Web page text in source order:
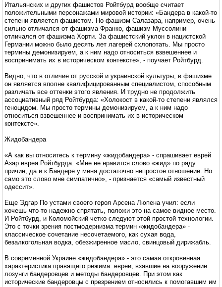
Итальянских и других фашистов Ройтбурд вообще считает
положительными персонажами мировой истории: «Бандера в какой-то
степени является фашистом. Но фашизм Салазара, например, очень
сильно отличался от фашизма Франко, фашизм Муссолини
отличался от фашизма Хорти. За фашистский уклон в нацистской
Германии можно было десять лет лагерей схлопотать. Мы просто
термины демонизируем, а к ним надо относиться взвешеннее и
воспринимать их в историческом контексте», - поучает Ройтбурд.
Видно, что в отличие от русской и украинской культуры, в фашизме
он является вполне квалифицированным специалистом, способным
различать все оттенки этого явления. И трудно не продолжить
ассоциативный ряд Ройтбурда: «Холокост в какой-то степени являлся
геноцидом. Мы просто термины демонизируем, а к ним надо
относиться взвешеннее и воспринимать их в историческом
контексте».
Жидобандера
«А как вы относитесь к термину «жидобандера» - спрашивает еврей
Азар еврея Ройтбурда. «Мне не нравится слово «жид» по ряду
причин, да и к Бандере у меня достаточно непростое отношение. Но
само это слово мне симпатично», - признается «самый известный
одессит».
Еще Эдгар По устами своего героя Арсена Люпена учил: если
хочешь что-то надежно спрятать, положи это на самое видное место.
И Ройтбурд, и Коломойский четко следуют этой простой технологии.
Это с точки зрения постмодернизма термин «жидобандера» -
классическое сочетание несочетаемого, как сухая вода,
безалкогольная водка, обезжиренное масло, свинцовый дирижабль.
В современной Украине «жидобандера» - это самая откровенная
характеристика правящего режима: евреи, взявшие на вооружение
лозунги бандеровцев и методы бандеровцев. При этом как
исторические бандеровцы с презрением относились к помогавшим им